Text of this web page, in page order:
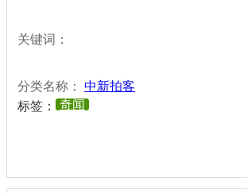
关键词：
分类名称： 中新拍客
标签：
奇闻